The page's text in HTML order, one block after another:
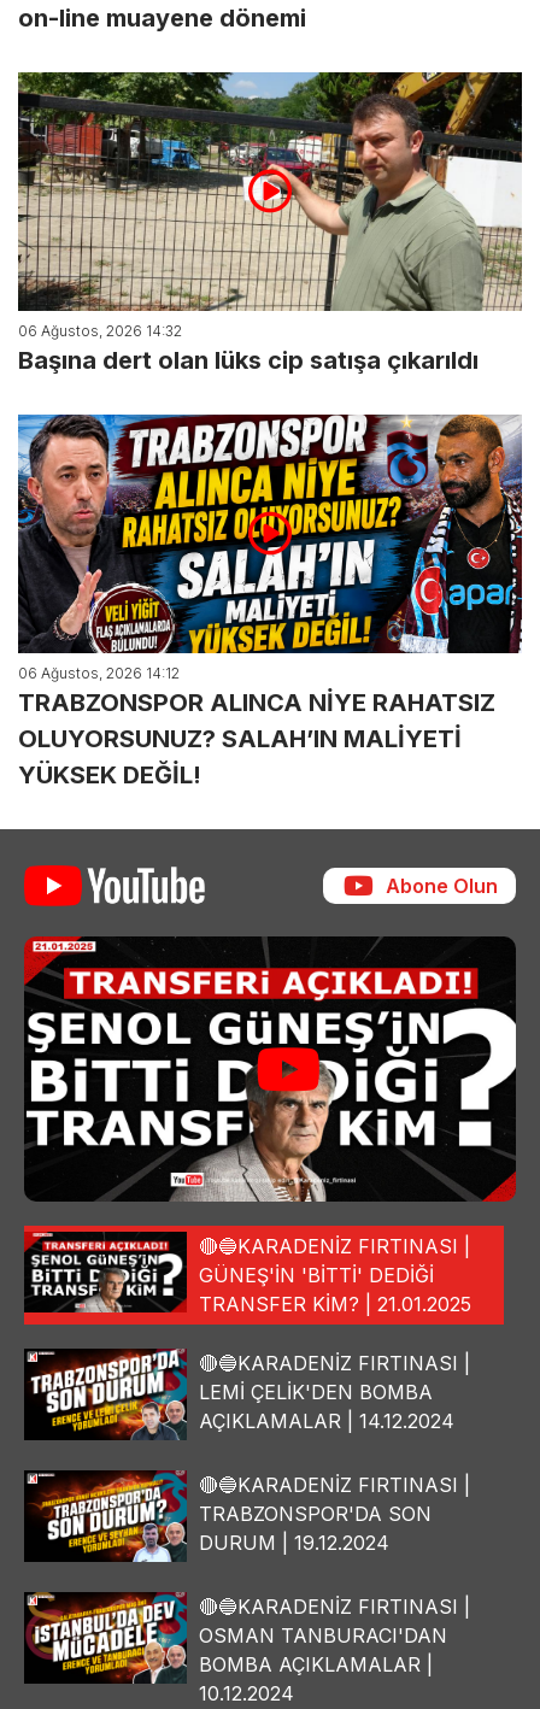
on-line muayene dönemi
06 Ağustos, 2026 14:32
Başına dert olan lüks cip satışa çıkarıldı
06 Ağustos, 2026 14:12
TRABZONSPOR ALINCA NİYE RAHATSIZ
OLUYORSUNUZ? SALAH’IN MALİYETİ
YÜKSEK DEĞİL!
Abone Olun
🔴🔵KARADENİZ FIRTINASI |
GÜNEŞ'İN 'BİTTİ' DEDİĞİ
TRANSFER KİM? | 21.01.2025
🔴🔵KARADENİZ FIRTINASI |
LEMİ ÇELİK'DEN BOMBA
AÇIKLAMALAR | 14.12.2024
🔴🔵KARADENİZ FIRTINASI |
TRABZONSPOR'DA SON
DURUM | 19.12.2024
🔴🔵KARADENİZ FIRTINASI |
OSMAN TANBURACI'DAN
BOMBA AÇIKLAMALAR |
10.12.2024